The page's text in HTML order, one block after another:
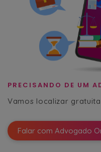
PRECISANDO DE UM
Vamos localizar
Falar com Advogado